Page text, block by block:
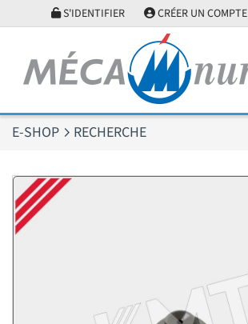
S'IDENTIFIER CRÉER UN COMPTE
E-SHOP RECHERCHE
Panneau de gestion des cookies